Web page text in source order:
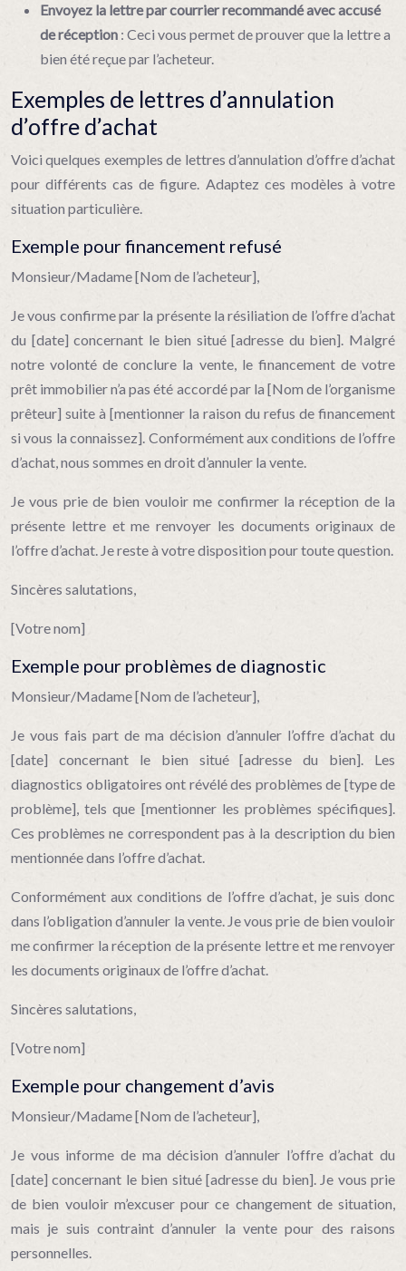
Envoyez la lettre par courrier recommandé avec accusé
de réception : Ceci vous permet de prouver que la lettre a
bien été reçue par l’acheteur.
Exemples de lettres d’annulation
d’offre d’achat
Voici quelques exemples de lettres d’annulation d’offre d’achat
pour différents cas de figure. Adaptez ces modèles à votre
situation particulière.
Exemple pour financement refusé
Monsieur/Madame [Nom de l’acheteur],
Je vous confirme par la présente la résiliation de l’offre d’achat
du [date] concernant le bien situé [adresse du bien]. Malgré
notre volonté de conclure la vente, le financement de votre
prêt immobilier n’a pas été accordé par la [Nom de l’organisme
prêteur] suite à [mentionner la raison du refus de financement
si vous la connaissez]. Conformément aux conditions de l’offre
d’achat, nous sommes en droit d’annuler la vente.
Je vous prie de bien vouloir me confirmer la réception de la
présente lettre et me renvoyer les documents originaux de
l’offre d’achat. Je reste à votre disposition pour toute question.
Sincères salutations,
[Votre nom]
Exemple pour problèmes de diagnostic
Monsieur/Madame [Nom de l’acheteur],
Je vous fais part de ma décision d’annuler l’offre d’achat du
[date] concernant le bien situé [adresse du bien]. Les
diagnostics obligatoires ont révélé des problèmes de [type de
problème], tels que [mentionner les problèmes spécifiques].
Ces problèmes ne correspondent pas à la description du bien
mentionnée dans l’offre d’achat.
Conformément aux conditions de l’offre d’achat, je suis donc
dans l’obligation d’annuler la vente. Je vous prie de bien vouloir
me confirmer la réception de la présente lettre et me renvoyer
les documents originaux de l’offre d’achat.
Sincères salutations,
[Votre nom]
Exemple pour changement d’avis
Monsieur/Madame [Nom de l’acheteur],
Je vous informe de ma décision d’annuler l’offre d’achat du
[date] concernant le bien situé [adresse du bien]. Je vous prie
de bien vouloir m’excuser pour ce changement de situation,
mais je suis contraint d’annuler la vente pour des raisons
personnelles.